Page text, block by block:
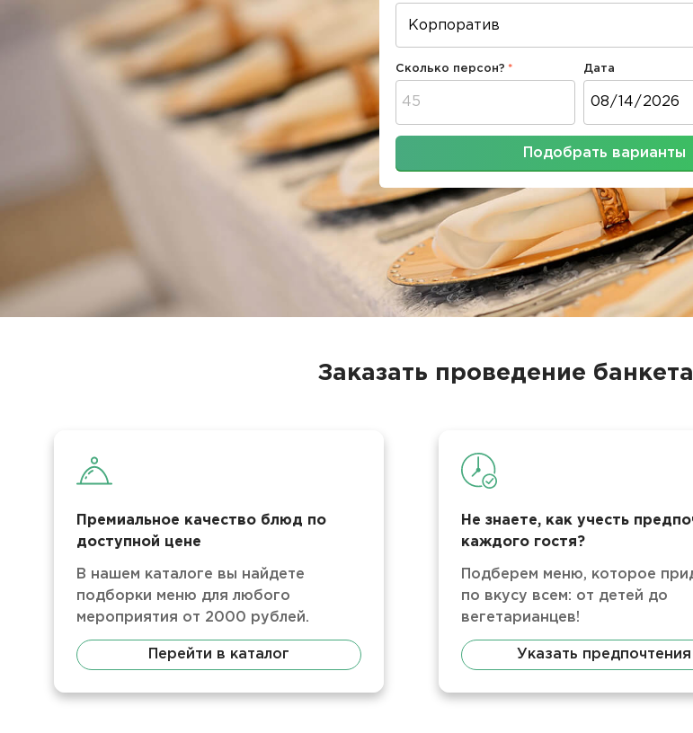
Сколько персон? Дата
Подобрать варианты
Заказать проведение
Премиальное качество блюд по
доступной цене
В нашем каталоге вы найдете
подборки меню для любого
мероприятия от 2000 рублей.
Перейти в каталог
Не знаете, как учесть
каждого гостя?
Подберем меню, которое
по вкусу всем: от детей до
вегетарианцев!
Указать предпочтения